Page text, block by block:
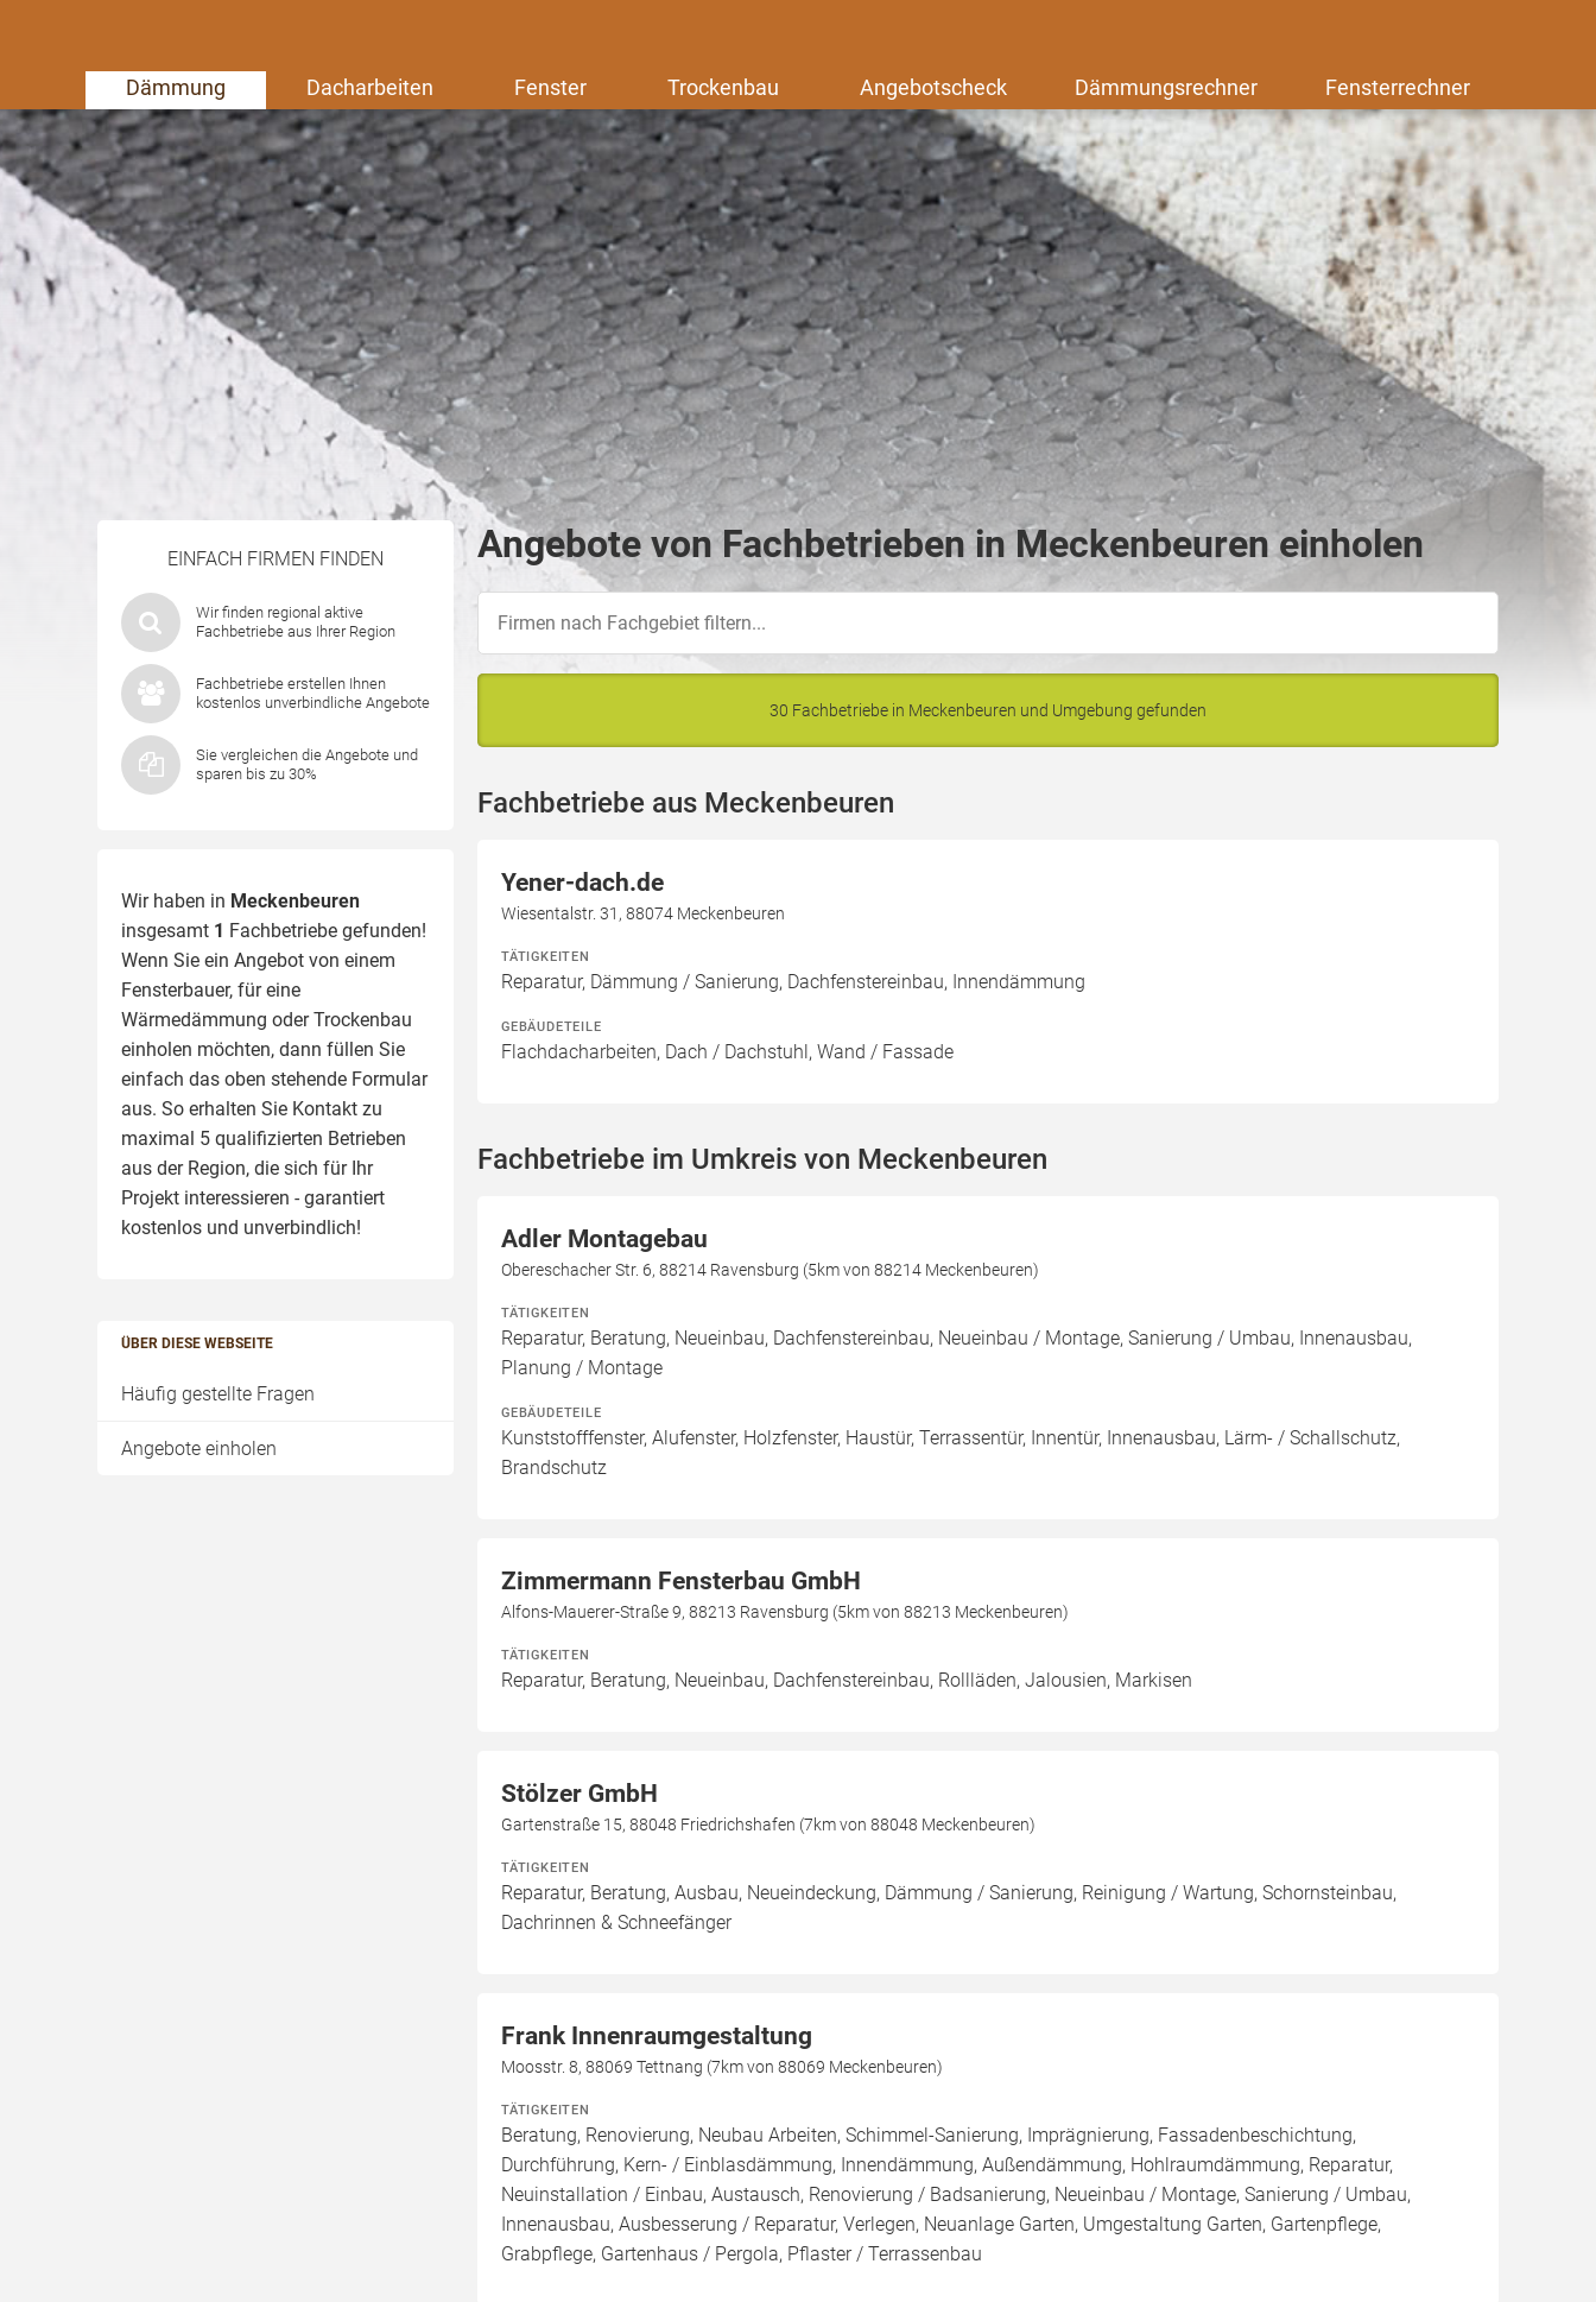
Dämmung Dacharbeiten Fenster Trockenbau Angebotscheck Dämmungsrechner Fensterrechner
EINFACH FIRMEN FINDEN
Wir finden regional aktive
Fachbetriebe aus Ihrer Region
Fachbetriebe erstellen Ihnen
kostenlos unverbindliche Angebote
Sie vergleichen die Angebote und
sparen bis zu 30%
Wir haben in Meckenbeuren
insgesamt 1 Fachbetriebe gefunden!
Wenn Sie ein Angebot von einem
Fensterbauer, für eine
Wärmedämmung oder Trockenbau
einholen möchten, dann füllen Sie
einfach das oben stehende Formular
aus. So erhalten Sie Kontakt zu
maximal 5 qualifizierten Betrieben
aus der Region, die sich für Ihr
Projekt interessieren - garantiert
kostenlos und unverbindlich!
ÜBER DIESE WEBSEITE
Häufig gestellte Fragen
Angebote einholen
Angebote von Fachbetrieben in Meckenbeuren einholen
30 Fachbetriebe in Meckenbeuren und Umgebung gefunden
Fachbetriebe aus Meckenbeuren
Yener-dach.de
Wiesentalstr. 31, 88074 Meckenbeuren
TÄTIGKEITEN
Reparatur, Dämmung / Sanierung, Dachfenstereinbau, Innendämmung
GEBÄUDETEILE
Flachdacharbeiten, Dach / Dachstuhl, Wand / Fassade
Fachbetriebe im Umkreis von Meckenbeuren
Adler Montagebau
Obereschacher Str. 6, 88214 Ravensburg (5km von 88214 Meckenbeuren)
TÄTIGKEITEN
Reparatur, Beratung, Neueinbau, Dachfenstereinbau, Neueinbau / Montage, Sanierung / Umbau, Innenausbau,
Planung / Montage
GEBÄUDETEILE
Kunststofffenster, Alufenster, Holzfenster, Haustür, Terrassentür, Innentür, Innenausbau, Lärm- / Schallschutz,
Brandschutz
Zimmermann Fensterbau GmbH
Alfons-Mauerer-Straße 9, 88213 Ravensburg (5km von 88213 Meckenbeuren)
TÄTIGKEITEN
Reparatur, Beratung, Neueinbau, Dachfenstereinbau, Rollläden, Jalousien, Markisen
Stölzer GmbH
Gartenstraße 15, 88048 Friedrichshafen (7km von 88048 Meckenbeuren)
TÄTIGKEITEN
Reparatur, Beratung, Ausbau, Neueindeckung, Dämmung / Sanierung, Reinigung / Wartung, Schornsteinbau,
Dachrinnen & Schneefänger
Frank Innenraumgestaltung
Moosstr. 8, 88069 Tettnang (7km von 88069 Meckenbeuren)
TÄTIGKEITEN
Beratung, Renovierung, Neubau Arbeiten, Schimmel-Sanierung, Imprägnierung, Fassadenbeschichtung,
Durchführung, Kern- / Einblasdämmung, Innendämmung, Außendämmung, Hohlraumdämmung, Reparatur,
Neuinstallation / Einbau, Austausch, Renovierung / Badsanierung, Neueinbau / Montage, Sanierung / Umbau,
Innenausbau, Ausbesserung / Reparatur, Verlegen, Neuanlage Garten, Umgestaltung Garten, Gartenpflege,
Grabpflege, Gartenhaus / Pergola, Pflaster / Terrassenbau